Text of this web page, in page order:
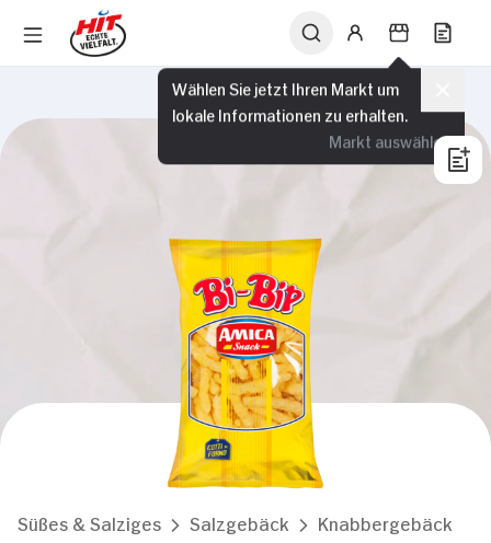
Wählen Sie jetzt Ihren Markt um
lokale Informationen zu erhalten.
Markt auswählen
Süßes & Salziges Salzgebäck Knabbergebäck